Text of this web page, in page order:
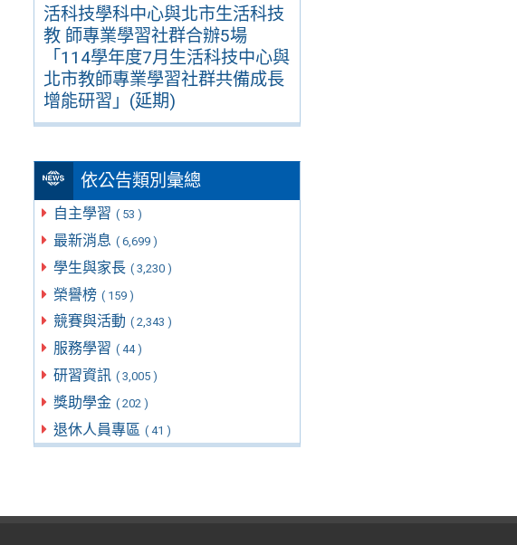
活科技學科中心與北市生活科技
教 師專業學習社群合辦5場
「114學年度7月生活科技中心與
北市教師專業學習社群共備成長
增能研習」(延期)
依公告類別彙總
自主學習 ( 53 )
最新消息 ( 6,699 )
學生與家長 ( 3,230 )
榮譽榜 ( 159 )
競賽與活動 ( 2,343 )
服務學習 ( 44 )
研習資訊 ( 3,005 )
獎助學金 ( 202 )
退休人員專區 ( 41 )